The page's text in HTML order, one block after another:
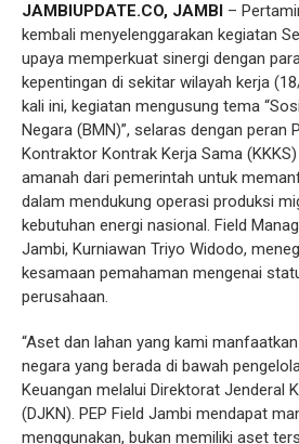
JAMBIUPDATE.CO, JAMBI –
kembali menyelenggarakan kegiatan
upaya memperkuat sinergi dengan
kepentingan di sekitar wilayah kerja
kali ini, kegiatan mengusung tema
Negara (BMN)”, selaras dengan peran
Kontraktor Kontrak Kerja Sama
amanah dari pemerintah untuk
dalam mendukung operasi produksi
kebutuhan energi nasional. Field
Jambi, Kurniawan Triyo Widodo,
kesamaan pemahaman mengenai
perusahaan.
“Aset dan lahan yang kami
negara yang berada di bawah
Keuangan melalui Direktorat Jenderal
(DJKN). PEP Field Jambi mendapat
menggunakan, bukan memiliki aset